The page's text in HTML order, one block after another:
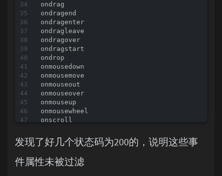
ondrag
ondragend
ondragenter
ondragleave
ondragover
ondragstart
ondrop
onmousedown
onmousemove
onmouseout
onmouseover
onmouseup
onmousewheel
onscroll
oncanplay
oncanplaythrough
ondurationchange
onemptied
发现了好几个状态码为200的，说明这些事
件属性未被过滤